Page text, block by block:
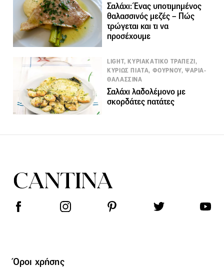
Σαλάχι: Ένας υποτιμημένος
θαλασσινός μεζές – Πώς
τρώγεται και τι να
προσέχουμε
LIGHT, ΚΥΡΙΑΚΑΤΙΚΟ ΤΡΑΠΕΖΙ,
ΚΥΡΙΩΣ ΠΙΑΤΑ, ΦΟΥΡΝΟΥ, ΨΑΡΙΑ-
ΘΑΛΑΣΣΙΝΑ
Σαλάχι λαδολέμονο με
σκορδάτες πατάτες
Όροι χρήσης